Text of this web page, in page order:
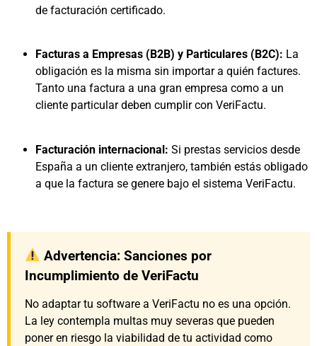
de facturación certificado.
Facturas a Empresas (B2B) y Particulares (B2C): La
obligación es la misma sin importar a quién factures.
Tanto una factura a una gran empresa como a un
cliente particular deben cumplir con VeriFactu.
Facturación internacional: Si prestas servicios desde
España a un cliente extranjero, también estás obligado
a que la factura se genere bajo el sistema VeriFactu.
Advertencia: Sanciones por
Incumplimiento de VeriFactu
No adaptar tu software a VeriFactu no es una opción.
La ley contempla multas muy severas que pueden
poner en riesgo la viabilidad de tu actividad como